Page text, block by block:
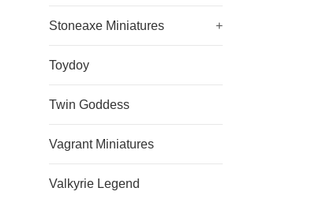
Stoneaxe Miniatures +
Toydoy
Twin Goddess
Vagrant Miniatures
Valkyrie Legend